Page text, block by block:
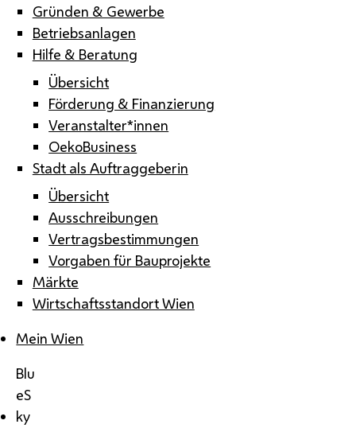
Gründen & Gewerbe
Betriebsanlagen
Hilfe & Beratung
Übersicht
Förderung & Finanzierung
Veranstalter*innen
OekoBusiness
Stadt als Auftraggeberin
Übersicht
Ausschreibungen
Vertragsbestimmungen
Vorgaben für Bauprojekte
Märkte
Wirtschaftsstandort Wien
Mein Wien
Blu
eS
ky